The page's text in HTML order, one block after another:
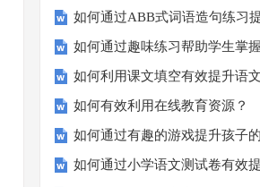
如何通过ABB式词语造句练习
如何通过趣味练习帮助学生掌
如何利用课文填空有效提升语
如何有效利用在线教育资源？
如何通过有趣的游戏提升孩子
如何通过小学语文测试卷有效